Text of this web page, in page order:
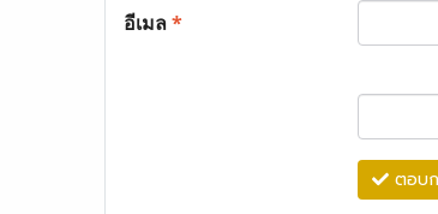
อีเมล*
ตอบ